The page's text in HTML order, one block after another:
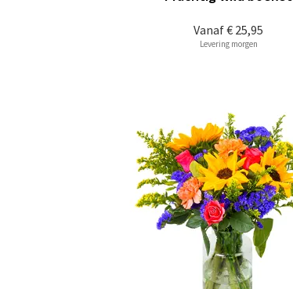
Vanaf€ 25,95
Levering morgen